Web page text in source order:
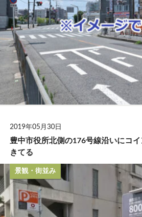
2019年05月30日
豊中市役所北側の176号線沿いにコ
きてる
景観・街並み